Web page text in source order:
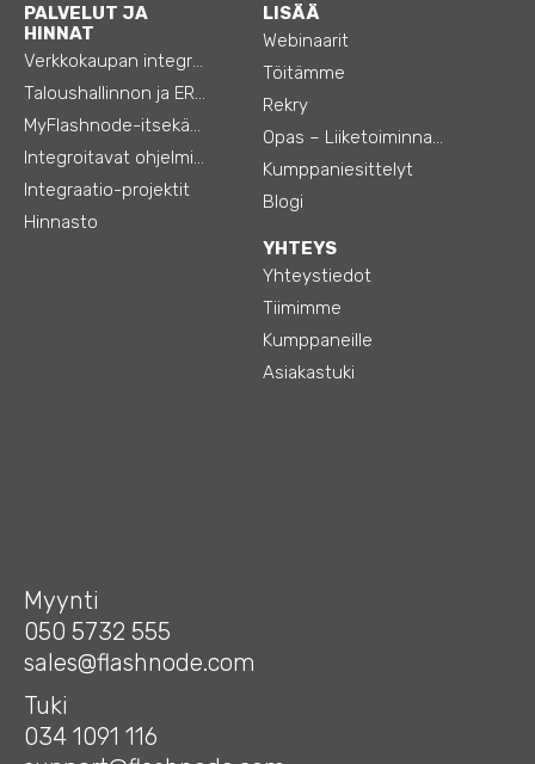
PALVELUT JA
HINNAT
Verkkokaupan integraatiot
Taloushallinnon ja ERP:n integraatiot
MyFlashnode-itsekäyttö-automaatio
Integroitavat ohjelmistot
Integraatio-projektit
Hinnasto
LISÄÄ
Webinaarit
Töitämme
Rekry
Opas – Liiketoiminnan tehostamiseen
Kumppaniesittelyt
Blogi
YHTEYS
Yhteystiedot
Tiimimme
Kumppaneille
Asiakastuki
Myynti
050 5732 555
sales@flashnode.com
Tuki
034 1091 116